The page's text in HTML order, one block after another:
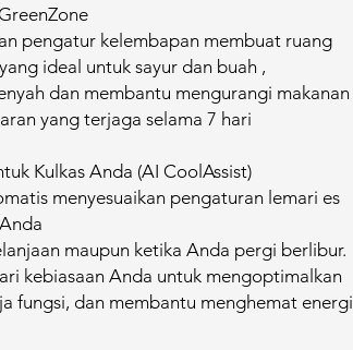
pengatur kelembapan membuat ruang
ideal untuk sayur dan buah ,
dan membantu mengurangi makanan
yang terjaga selama 7 hari
Kulkas Anda (AI CoolAssist)
menyesuaikan pengaturan lemari es
maupun ketika Anda pergi berlibur.
kebiasaan Anda untuk mengoptimalkan
fungsi, dan membantu menghemat energi